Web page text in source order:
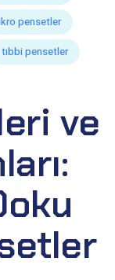
pensetler
tıbbi pensetler
ve